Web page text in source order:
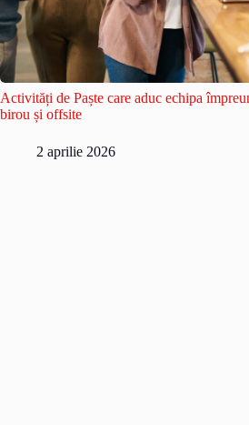
Activități de Paște care aduc echipa
birou și offsite
2 aprilie 2026